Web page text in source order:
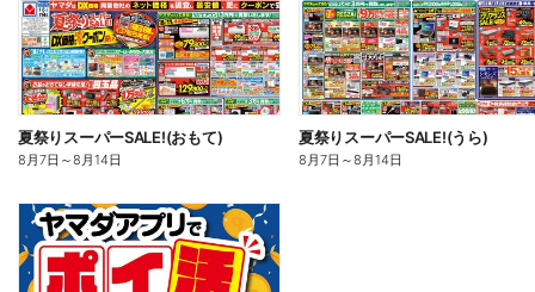
夏祭りスーパーSALE!(おもて)
8月7日 ～8月14日
夏祭りスーパーSALE!(うら)
8月7日 ～8月14日